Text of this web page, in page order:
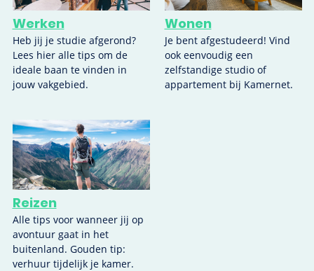
Werken
Heb jij je studie afgerond?
Lees hier alle tips om de
ideale baan te vinden in
jouw vakgebied.
Wonen
Je bent afgestudeerd! Vind
ook eenvoudig een
zelfstandige studio of
appartement bij Kamernet.
Reizen
Alle tips voor wanneer jij op
avontuur gaat in het
buitenland. Gouden tip:
verhuur tijdelijk je kamer.